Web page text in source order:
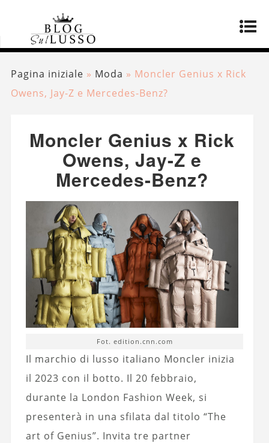
Pagina iniziale » Moda » Moncler Genius x Rick
Owens, Jay-Z e Mercedes-Benz?
Moncler Genius x Rick
Owens, Jay-Z e
Mercedes-Benz?
Fot. edition.cnn.com
Il marchio di lusso italiano Moncler inizia
il 2023 con il botto. Il 20 febbraio,
durante la London Fashion Week, si
presenterà in una sfilata dal titolo “The
art of Genius”. Invita tre partner